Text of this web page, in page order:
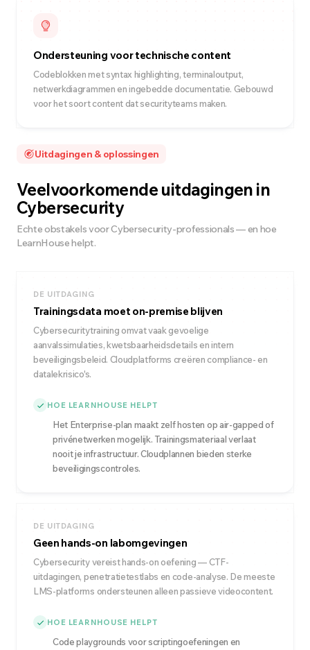
Ondersteuning voor technische content
Codeblokken met syntax highlighting, terminaloutput,
netwerkdiagrammen en ingebedde documentatie. Gebouwd
voor het soort content dat securityteams maken.
Uitdagingen & oplossingen
Veelvoorkomende uitdagingen in
Cybersecurity
Echte obstakels voor Cybersecurity-professionals — en hoe
LearnHouse helpt.
DE UITDAGING
Trainingsdata moet on-premise blijven
Cybersecuritytraining omvat vaak gevoelige
aanvalssimulaties, kwetsbaarheidsdetails en intern
beveiligingsbeleid. Cloudplatforms creëren compliance- en
datalekrisico's.
HOE LEARNHOUSE HELPT
Het Enterprise-plan maakt zelf hosten op air-gapped of
privénetwerken mogelijk. Trainingsmateriaal verlaat
nooit je infrastructuur. Cloudplannen bieden sterke
beveiligingscontroles.
DE UITDAGING
Geen hands-on labomgevingen
Cybersecurity vereist hands-on oefening — CTF-
uitdagingen, penetratietestlabs en code-analyse. De meeste
LMS-platforms ondersteunen alleen passieve videocontent.
HOE LEARNHOUSE HELPT
Code playgrounds voor scriptingoefeningen en